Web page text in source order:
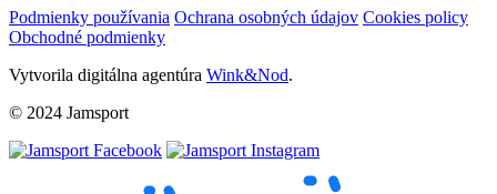
Podmienky používania Ochrana osobných údajov Cookies policy
Obchodné podmienky
Vytvorila digitálna agentúra Wink&Nod.
© 2024 Jamsport